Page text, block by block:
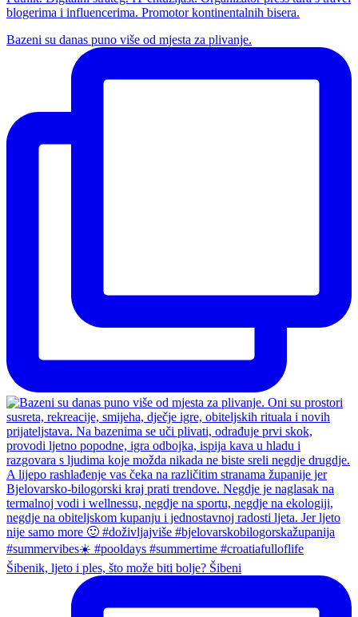
blogerima i influencerima. Promotor kontinentalnih bisera.
Bazeni su danas puno više od mjesta za plivanje.
Šibenik, ljeto i ples, što može biti bolje? Šibeni